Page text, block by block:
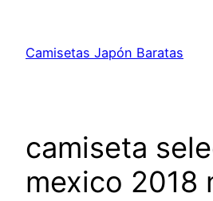
contenido
Camisetas Japón Baratas
camiseta
mexico 2018